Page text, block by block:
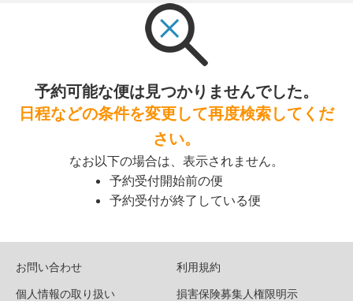
予約可能な便は見つかりませんでした。
日程などの条件を変更して再度検索してくだ
さい。
なお以下の場合は、表示されません。
予約受付開始前の便
予約受付が終了している便
お問い合わせ
利用規約
個人情報の取り扱い
損害保険募集人権限明示